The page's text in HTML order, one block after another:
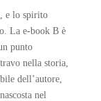
e lo spirito
La e-book B è
punto
nella storia,
dell’autore,
nel